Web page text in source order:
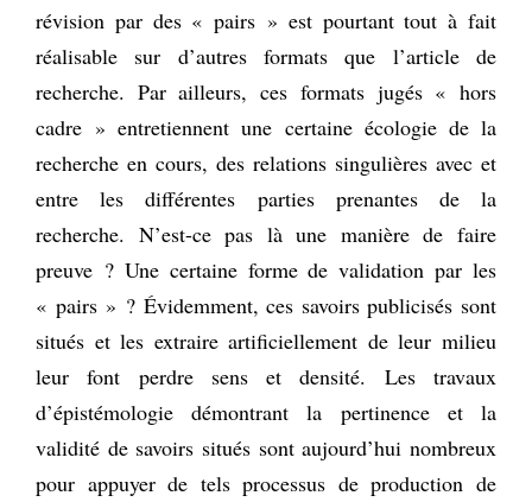
révision par des « pairs » est pourtant tout à fait
réalisable sur d’autres formats que l’article de
recherche. Par ailleurs, ces formats jugés « hors
cadre » entretiennent une certaine écologie de la
recherche en cours, des relations singulières avec et
entre les différentes parties prenantes de la
recherche. N’est-ce pas là une manière de faire
preuve ? Une certaine forme de validation par les
« pairs » ? Évidemment, ces savoirs publicisés sont
situés et les extraire artificiellement de leur milieu
leur font perdre sens et densité. Les travaux
d’épistémologie démontrant la pertinence et la
validité de savoirs situés sont aujourd’hui nombreux
pour appuyer de tels processus de production de